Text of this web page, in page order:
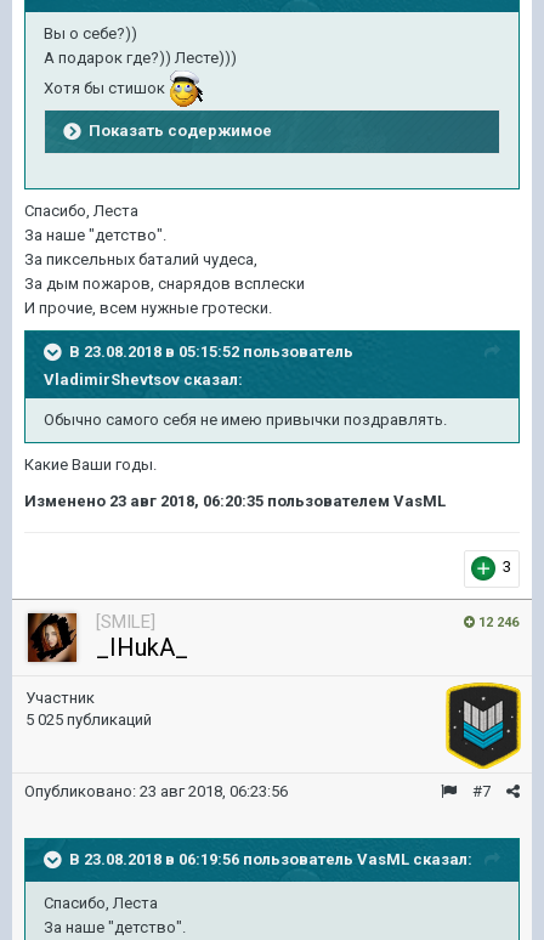
Вы о себе?))
А подарок где?)) Лесте)))
Хотя бы стишок
Показать содержимое
Спасибо, Леста
За наше "детство".
За пиксельных баталий чудеса,
За дым пожаров, снарядов всплески
И прочие, всем нужные гротески.
В 23.08.2018 в 05:15:52 пользователь
VladimirShevtsovсказал:
Обычно самого себя не имею привычки поздравлять.
Какие Ваши годы.
Изменено 23 авг 2018, 06:20:35 пользователем VasML
3
12 246
[SMILE]
_IHukA_
Участник
5 025 публикаций
#7
Опубликовано: 23 авг 2018, 06:23:56
В 23.08.2018 в 06:19:56 пользователь VasML сказал:
Спасибо, Леста
За наше "детство".